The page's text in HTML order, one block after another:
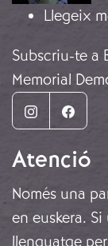
Llegeix
Subscriu-te a
Memorial
Instagram
Atenció
Només una
en euskera.
llenguatge